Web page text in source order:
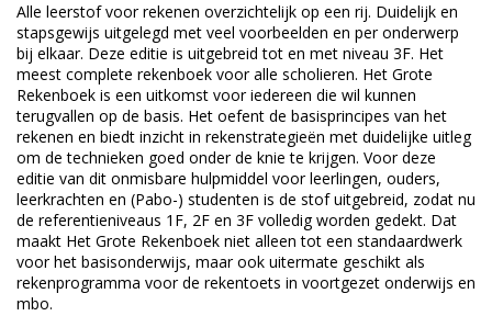
Alle leerstof voor rekenen overzichtelijk op een rij. Duidelijk en
stapsgewijs uitgelegd met veel voorbeelden en per onderwerp
bij elkaar. Deze editie is uitgebreid tot en met niveau 3F. Het
meest complete rekenboek voor alle scholieren. Het Grote
Rekenboek is een uitkomst voor iedereen die wil kunnen
terugvallen op de basis. Het oefent de basisprincipes van het
rekenen en biedt inzicht in rekenstrategieën met duidelijke uitleg
om de technieken goed onder de knie te krijgen. Voor deze
editie van dit onmisbare hulpmiddel voor leerlingen, ouders,
leerkrachten en (Pabo-) studenten is de stof uitgebreid, zodat nu
de referentieniveaus 1F, 2F en 3F volledig worden gedekt. Dat
maakt Het Grote Rekenboek niet alleen tot een standaardwerk
voor het basisonderwijs, maar ook uitermate geschikt als
rekenprogramma voor de rekentoets in voortgezet onderwijs en
mbo.